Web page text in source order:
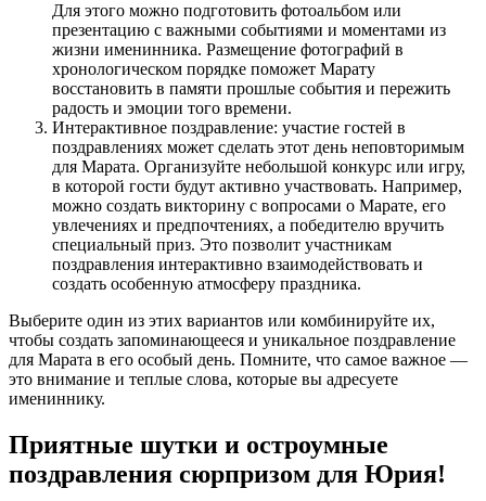
Для этого можно подготовить фотоальбом или
презентацию с важными событиями и моментами из
жизни именинника. Размещение фотографий в
хронологическом порядке поможет Марату
восстановить в памяти прошлые события и пережить
радость и эмоции того времени.
Интерактивное поздравление: участие гостей в
поздравлениях может сделать этот день неповторимым
для Марата. Организуйте небольшой конкурс или игру,
в которой гости будут активно участвовать. Например,
можно создать викторину с вопросами о Марате, его
увлечениях и предпочтениях, а победителю вручить
специальный приз. Это позволит участникам
поздравления интерактивно взаимодействовать и
создать особенную атмосферу праздника.
Выберите один из этих вариантов или комбинируйте их,
чтобы создать запоминающееся и уникальное поздравление
для Марата в его особый день. Помните, что самое важное —
это внимание и теплые слова, которые вы адресуете
имениннику.
Приятные шутки и остроумные
поздравления сюрпризом для Юрия!